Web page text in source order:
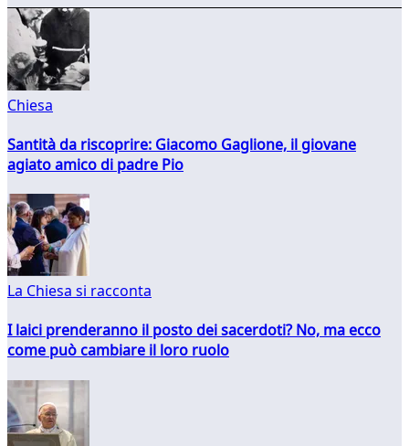
Chiesa
Santità da riscoprire: Giacomo Gaglione, il giovane
agiato amico di padre Pio
La Chiesa si racconta
I laici prenderanno il posto dei sacerdoti? No, ma ecco
come può cambiare il loro ruolo